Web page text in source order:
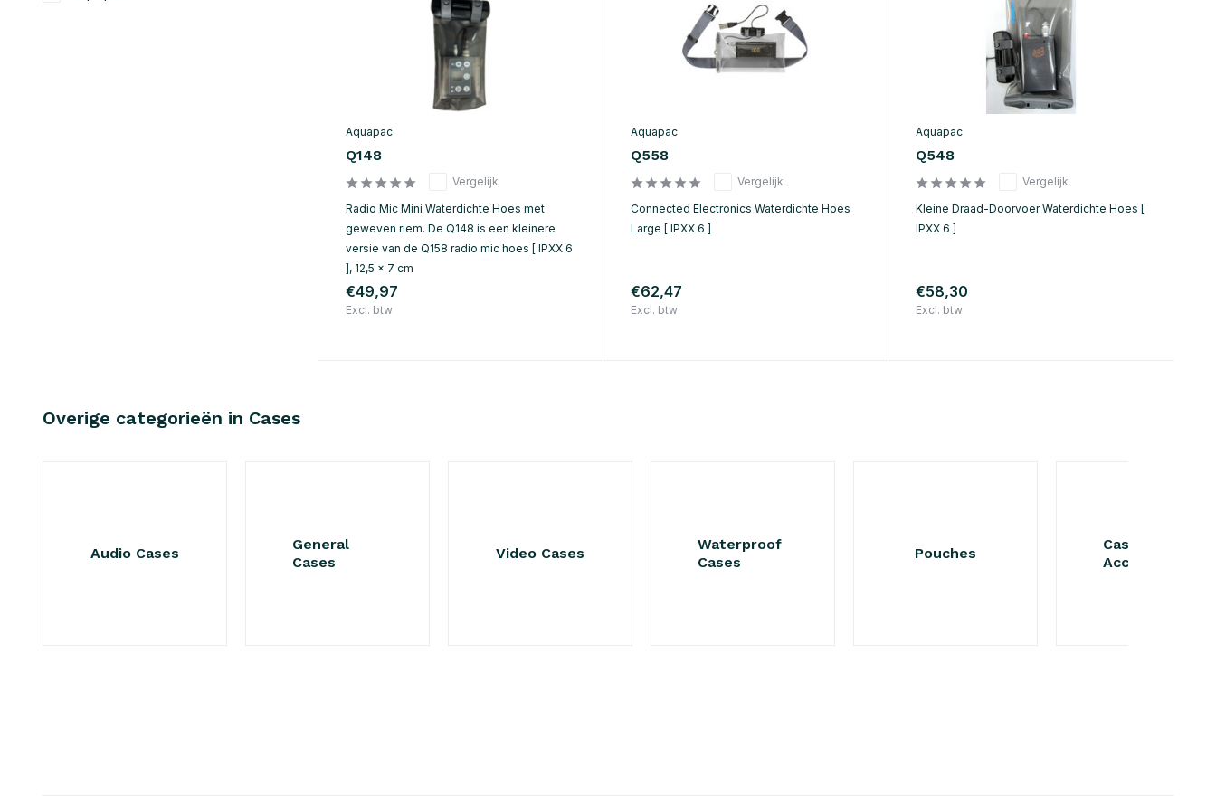
Aquapac
Q148
Vergelijk
Radio Mic Mini Waterdichte Hoes met
geweven riem. De Q148 is een kleinere
versie van de Q158 radio mic hoes [ IPXX 6
], 12,5 x 7 cm
€49,97
Excl. btw
Aquapac
Q558
Vergelijk
Connected Electronics Waterdichte Hoes
Large [ IPXX 6 ]
€62,47
Excl. btw
Aquapac
Q548
Vergelijk
Kleine Draad-Doorvoer Waterdichte Hoes [
IPXX 6 ]
€58,30
Excl. btw
Overige categorieën in Cases
Audio Cases
General
Cases
Video Cases
Waterproof
Cases
Pouches
Cases -
Accessoires